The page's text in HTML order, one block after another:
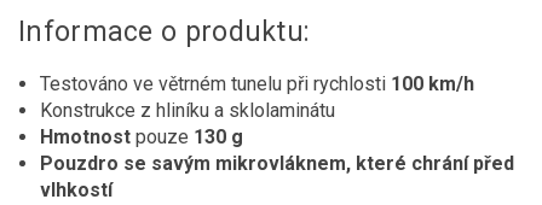
Informace o produktu:
Testováno ve větrném tunelu při rychlosti 100 km/h
Konstrukce z hliníku a sklolaminátu
Hmotnost pouze 130 g
Pouzdro se savým mikrovláknem, které chrání před
vlhkostí